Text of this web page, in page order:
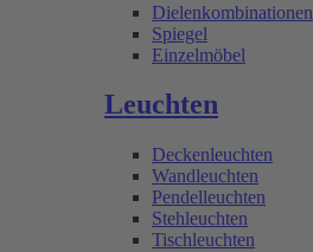
Dielenkombinationen
Spiegel
Einzelmöbel
Leuchten
Deckenleuchten
Wandleuchten
Pendelleuchten
Stehleuchten
Tischleuchten